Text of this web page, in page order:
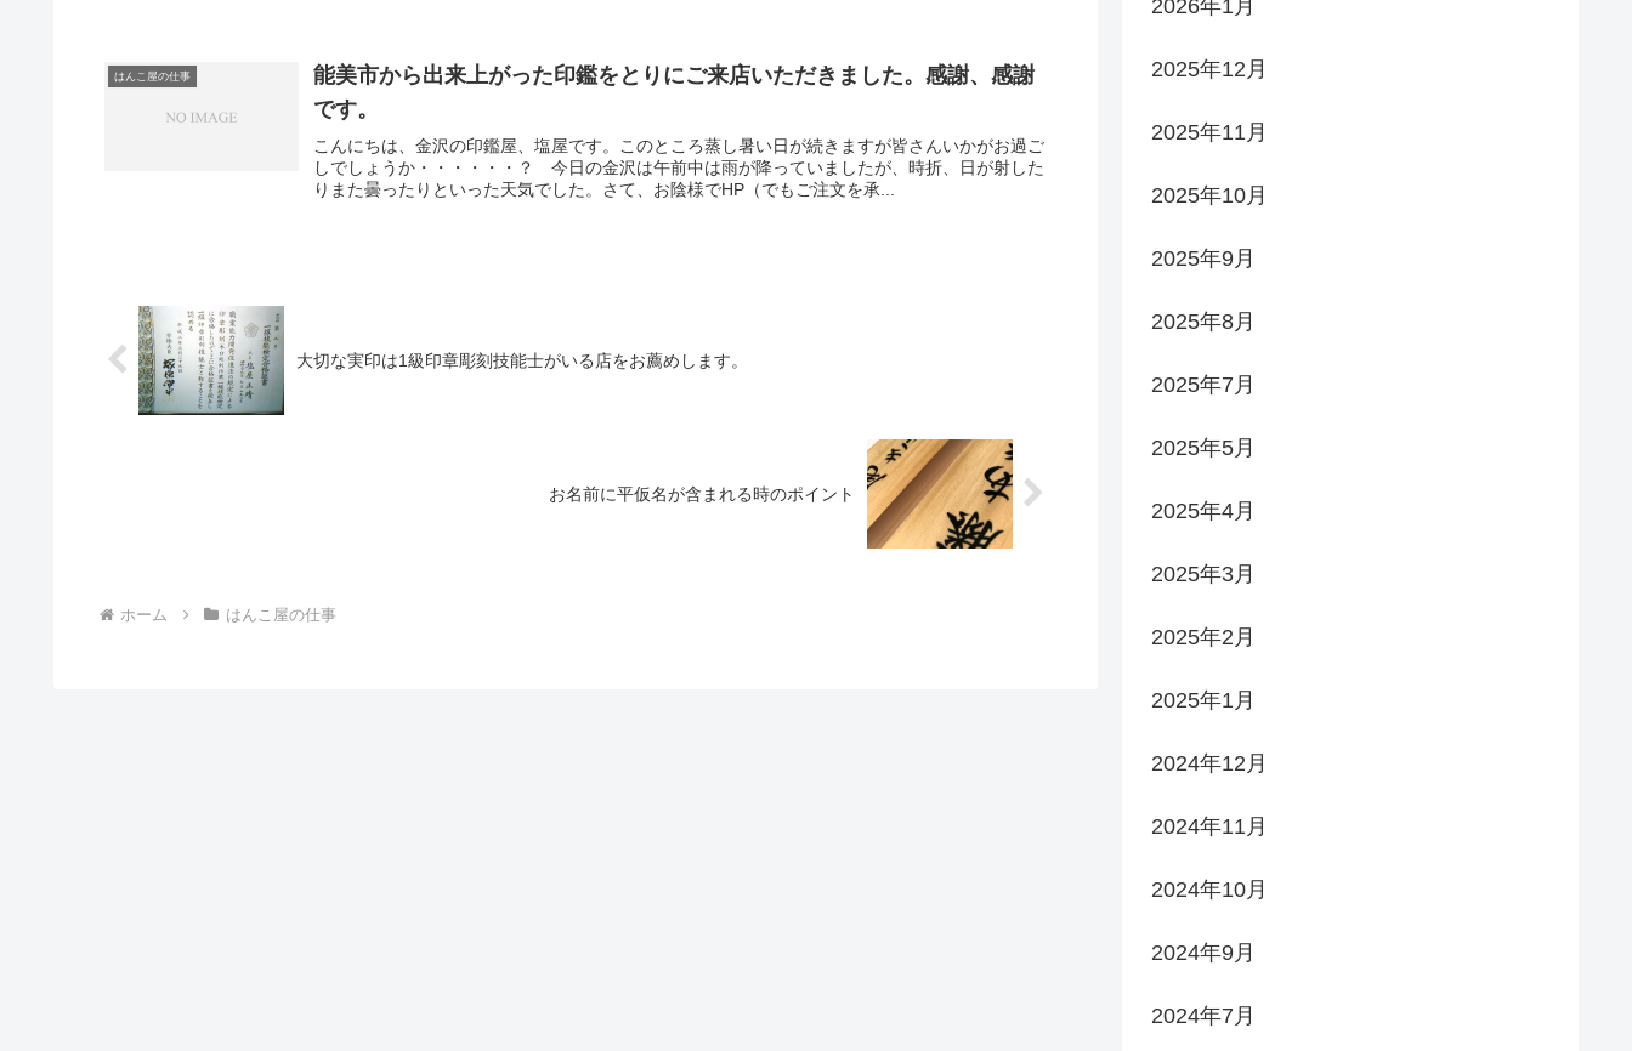
はんこ屋の仕事
能美市から出来上がった印鑑をとりにご来店いただきました。感謝、感謝
です。
こんにちは、金沢の印鑑屋、塩屋です。このところ蒸し暑い日が続きますが皆さんいかがお過ご
しでしょうか・・・・・・？ 今日の金沢は午前中は雨が降っていましたが、時折、日が射した
りまた曇ったりといった天気でした。さて、お陰様でHP（でもご注文を承...
大切な実印は1級印章彫刻技能士がいる店をお薦めします。
お名前に平仮名が含まれる時のポイント
ホーム はんこ屋の仕事
2026年1月
2025年12月
2025年11月
2025年10月
2025年9月
2025年8月
2025年7月
2025年5月
2025年4月
2025年3月
2025年2月
2025年1月
2024年12月
2024年11月
2024年10月
2024年9月
2024年7月